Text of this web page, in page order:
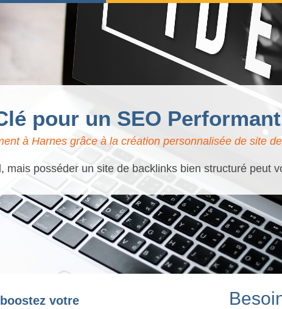
pour un SEO
à Harnes grâce à la création personnalisée de site
posséder un site de backlinks bien structuré peut
votre